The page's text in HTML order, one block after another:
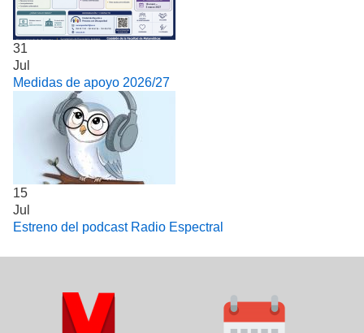
31
Jul
Medidas de apoyo 2026/27
15
Jul
Estreno del podcast Radio Espectral